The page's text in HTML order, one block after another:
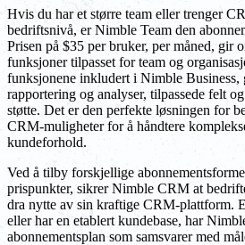
Hvis du har et større team eller trenger
bedriftsnivå, er Nimble Team den
Prisen på $35 per bruker, per måned, gir
funksjoner tilpasset for team og
funksjonene inkludert i Nimble Business,
rapportering og analyser, tilpassede felt
støtte. Det er den perfekte løsningen for
CRM-muligheter for å håndtere
kundeforhold.
Ved å tilby forskjellige
prispunkter, sikrer Nimble CRM at
dra nytte av sin kraftige CRM-plattform.
eller har en etablert kundebase, har
abonnementsplan som samsvarer med